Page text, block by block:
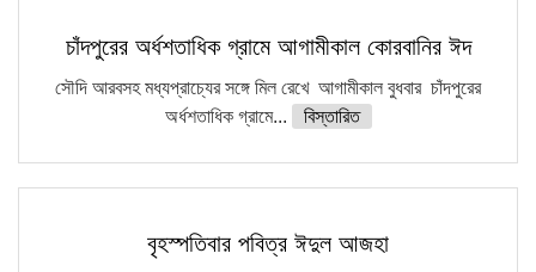
চাঁদপুরের অর্ধশতাধিক গ্রামে আগামীকাল কোরবানির ঈদ
সৌদি আরবসহ মধ্যপ্রাচ্যের সঙ্গে মিল রেখে আগামীকাল বুধবার চাঁদপুরের
অর্ধশতাধিক গ্রামে...
বিস্তারিত
বৃহস্পতিবার পবিত্র ঈদুল আজহা